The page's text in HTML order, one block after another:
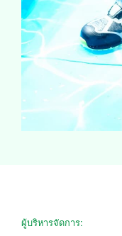
ผู้บริหารจัดการ: